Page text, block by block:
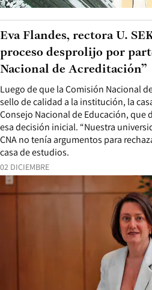
02 DICIEMBRE
Luego de que la Comisión Nacional
sello de calidad a la institución, la
Consejo Nacional de Educación, que
esa decisión inicial. “Nuestra
CNA no tenía argumentos para
casa de estudios.
Eva Flandes, rectora U.
proceso desprolijo por
Nacional de Acreditación”